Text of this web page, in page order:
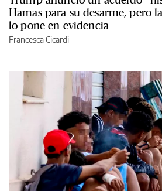
Hamas para su desarme, pero
lo pone en evidencia
Francesca Cicardi